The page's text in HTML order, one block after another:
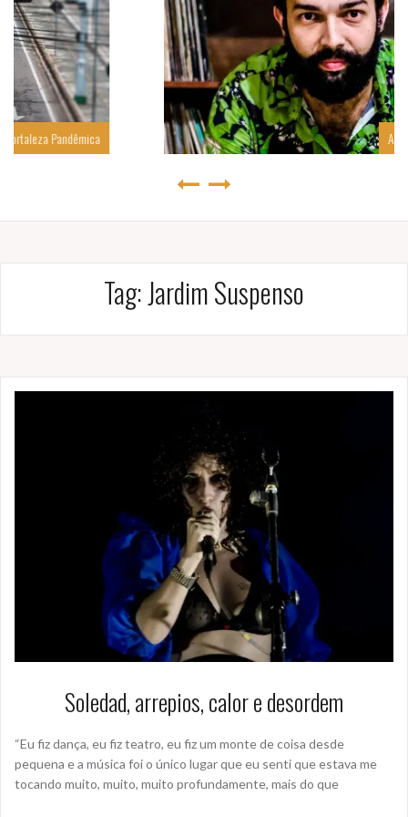
Apesar dos Perigos…
Tag: Jardim Suspenso
Soledad, arrepios, calor e desordem
“Eu fiz dança, eu fiz teatro, eu fiz um monte de coisa desde
pequena e a música foi o único lugar que eu senti que estava me
tocando muito, muito, muito profundamente, mais do que